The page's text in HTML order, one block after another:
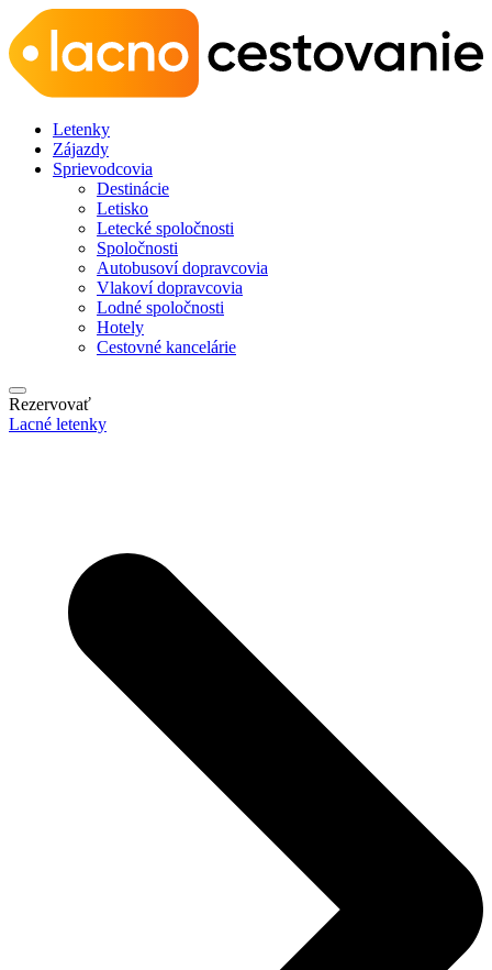
Letenky
Zájazdy
Sprievodcovia
Destinácie
Letisko
Letecké spoločnosti
Spoločnosti
Autobusoví dopravcovia
Vlakoví dopravcovia
Lodné spoločnosti
Hotely
Cestovné kancelárie
Rezervovať
Lacné letenky